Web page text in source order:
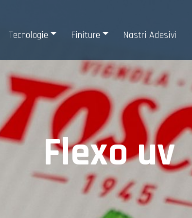
Tecnologie Finiture Nastri Adesivi
Flexo uv